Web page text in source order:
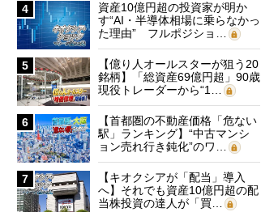
4
資産10億円超の投資家が明か
す“AI・半導体相場に乗らなかっ
た理由” フルポジショ…
5
【億り人オールスターが狙う20
銘柄】「総資産69億円超」90歳
現役トレーダーから“1…
6
【首都圏の不動産価格「危ない
駅」ランキング】“中古マンシ
ョン売れ行き鈍化”のワ…
7
【キオクシアが「配当」導入
へ】それでも資産10億円超の配
当株投資の達人が「買…